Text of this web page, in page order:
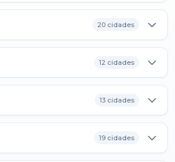
20 cidades
12 cidades
13 cidades
19 cidades